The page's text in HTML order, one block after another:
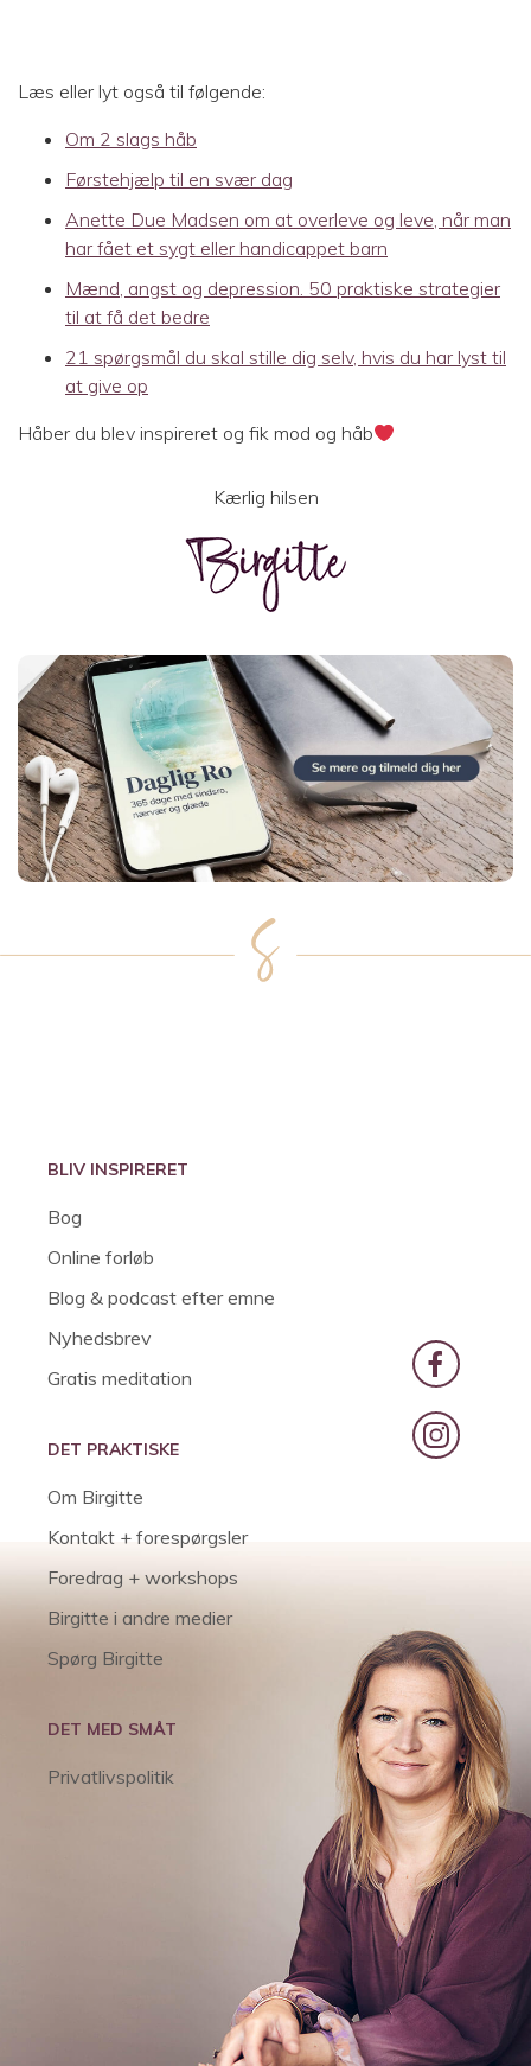
Læs eller lyt også til følgende:
Om 2 slags håb
Førstehjælp til en svær dag
Anette Due Madsen om at overleve og leve, når man
har fået et sygt eller handicappet barn
Mænd, angst og depression. 50 praktiske strategier
til at få det bedre
21 spørgsmål du skal stille dig selv, hvis du har lyst til
at give op
Håber du blev inspireret og fik mod og håb
Kærlig hilsen
BLIV INSPIRERET
Bog
Online forløb
Blog & podcast efter emne
Nyhedsbrev
Gratis meditation
DET PRAKTISKE
Om Birgitte
Kontakt + forespørgsler
Foredrag + workshops
Birgitte i andre medier
Spørg Birgitte
DET MED SMÅT
Privatlivspolitik